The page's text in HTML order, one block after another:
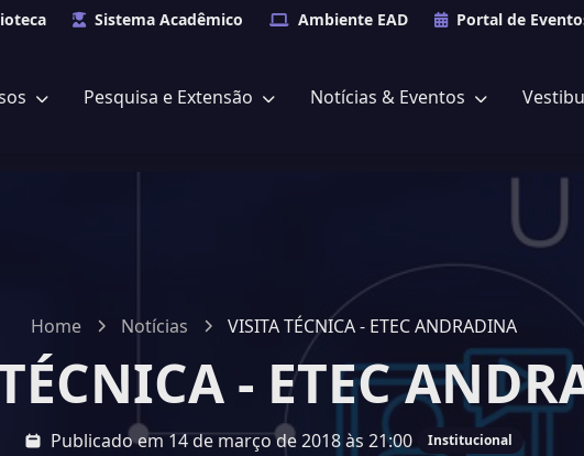
Sistema Acadêmico Ambiente EAD Portal de
Pesquisa e Extensão Notícias & Eventos
Home Notícias VISITA TÉCNICA - ETEC ANDRADINA
- ETEC
Publicado em 14 de março de 2018 às 21:00 Institucional